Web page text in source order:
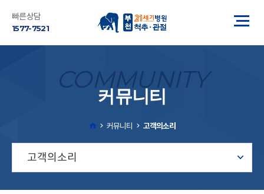
빠른상담
1577-7521
COMMUNITY
커뮤니티
커뮤니티 고객의소리
고객의소리